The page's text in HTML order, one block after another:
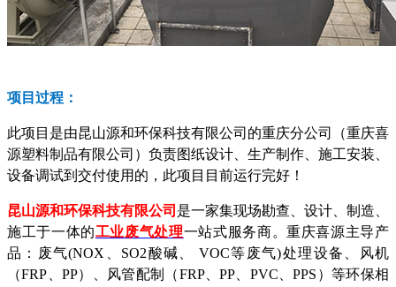
项目过程 ：
此项目是由昆山源和环保科技有限公司的重庆分公司（重庆喜
源塑料制品有限公司）负责图纸设计、生产制作、施工安装、
设备调试到交付使用的，此项目目前运行完好！
昆山源和环保科技有限公司 是一家集现场勘查、设计、制造、
施工于一体的工业废气处理一站式服务商。重庆喜源主导产
品：废气(NOX、SO2酸碱、 VOC等废气)处理设备、风机
（FRP、PP）、风管配制（FRP、PP、PVC、PPS）等环保相